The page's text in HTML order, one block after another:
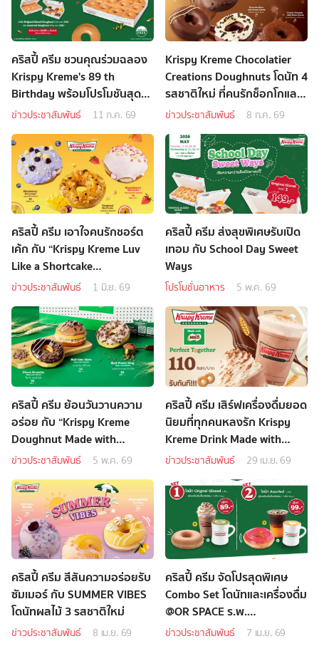
คริสปี้ ครีม ชวนคุณร่วมฉลอง
Krispy Kreme's 89 th
Birthday พร้อมโปรโมชันสุด
เอ็กซ์คลูซีฟ
ข่าวประชาสัมพันธ์ 11 ก.ค. 69
Krispy Kreme Chocolatier
Creations Doughnuts โดนัท 4
รสชาติใหม่ ที่คนรักช็อกโกแลต
ไม่ควรพลาด
ข่าวประชาสัมพันธ์ 8 ก.ค. 69
คริสปี้ ครีม เอาใจคนรักชอร์ต
เค้ก กับ “Krispy Kreme Luv
Like a Shortcake
Doughnuts”
ข่าวประชาสัมพันธ์ 1 มิ.ย. 69
คริสปี้ ครีม ส่งสุขพิเศษรับเปิด
เทอม กับ School Day Sweet
Ways
โปรโมชั่นอาหาร 5 พ.ค. 69
คริสปี้ ครีม ย้อนวันวานความ
อร่อย กับ “Krispy Kreme
Doughnut Made with
MILO®”
ข่าวประชาสัมพันธ์ 5 พ.ค. 69
คริสปี้ ครีม เสิร์ฟเครื่องดื่มยอด
นิยมที่ทุกคนหลงรัก Krispy
Kreme Drink Made with
MILO®
ข่าวประชาสัมพันธ์ 29 เม.ย. 69
คริสปี้ ครีม สีสันความอร่อยรับ
ซัมเมอร์ กับ SUMMER VIBES
โดนัทผลไม้ 3 รสชาติใหม่
ข่าวประชาสัมพันธ์ 8 เม.ย. 69
คริสปี้ ครีม จัดโปรสุดพิเศษ
Combo Set โดนัทและเครื่องดื่ม
@OR SPACE ร.พ.
ธรรมศาสตร์เฉลิมพระเกียรติ
ข่าวประชาสัมพันธ์ 7 เม.ย. 69